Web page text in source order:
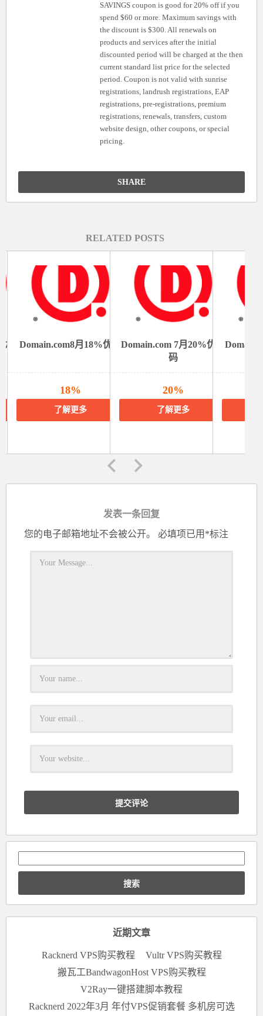
SAVINGS coupon is good for 20% off if you
spend $60 or more. Maximum savings with
the discount is $300. All renewals on
products and services after the initial
discounted period will be charged at the then
current standard list price for the selected
period. Coupon is not valid with sunrise
registrations, landrush registrations, EAP
registrations, pre-registrations, premium
registrations, renewals, transfers, custom
website design, other coupons, or special
pricing.
SHARE
RELATED POSTS
优惠Domain.com8月18%优惠
18%
了解更多
Domain.com 7月20%优惠
码
20%
了解更多
发表一条回复
您的电子邮箱地址不会被公开。
必填项已用 *标注
索：
近期文章
Racknerd VPS购买教程
Vultr VPS购买教程
搬瓦工BandwagonHost VPS购买教程
V2Ray一键搭建脚本教程
Racknerd 2022年3月 年付VPS促销套餐 多机房可选